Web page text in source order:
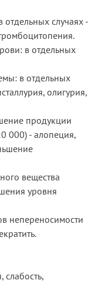
случаях -
в отдельных
в отдельных
олигурия,
продукции
000) - алопеция,
вещества
уровня
непереносимости
слабость,